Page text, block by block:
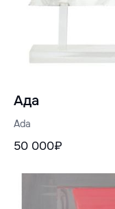
Ада
Ada
50 000₽